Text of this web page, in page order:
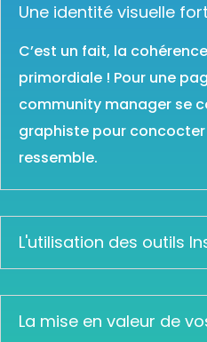
Une identité visuelle
C’est un fait, la
primordiale ! Pour une
community manager se
graphiste pour
ressemble.
L'utilisation des outils
La mise en valeur de